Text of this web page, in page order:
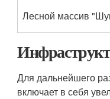
Лесной массив
Для дальнейшего
включает в себя